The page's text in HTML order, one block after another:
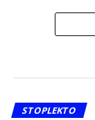
STOPLEKTO